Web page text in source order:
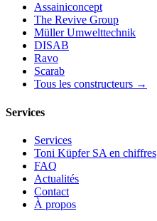
Assainiconcept
The Revive Group
Müller Umwelttechnik
DISAB
Ravo
Scarab
Tous les constructeurs →
Services
Services
Toni Küpfer SA en chiffres
FAQ
Actualités
Contact
À propos